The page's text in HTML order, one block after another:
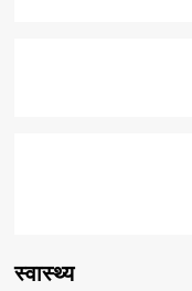
स्वास्थ्य